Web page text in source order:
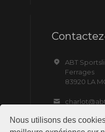
Nous utilisons des
ABT
Ferrages
83920 LA